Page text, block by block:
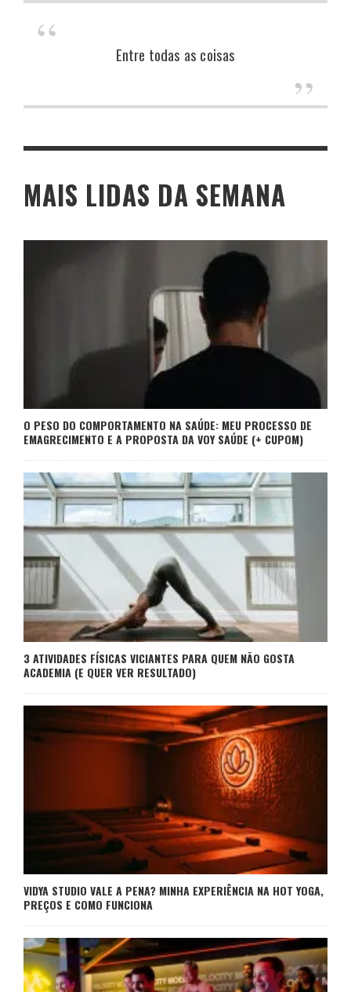
Entre todas as coisas
MAIS LIDAS DA SEMANA
O PESO DO COMPORTAMENTO NA SAÚDE: MEU PROCESSO DE
EMAGRECIMENTO E A PROPOSTA DA VOY SAÚDE (+ CUPOM)
3 ATIVIDADES FÍSICAS VICIANTES PARA QUEM NÃO GOSTA
ACADEMIA (E QUER VER RESULTADO)
VIDYA STUDIO VALE A PENA? MINHA EXPERIÊNCIA NA HOT YOGA,
PREÇOS E COMO FUNCIONA